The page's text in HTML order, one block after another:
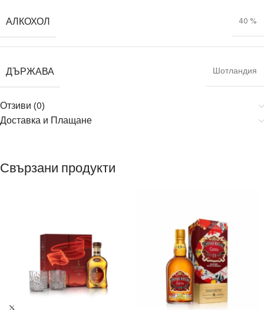
АЛКОХОЛ 40 %
ДЪРЖАВА Шотландия
Отзиви (0)
Доставка и Плащане
Свързани продукти